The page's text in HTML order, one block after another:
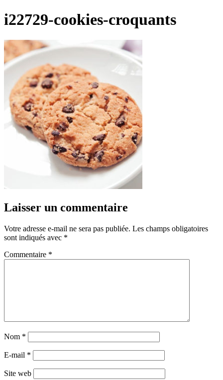
i22729-cookies-croquants
Laisser un commentaire
Votre adresse e-mail ne sera pas publiée. Les champs obligatoires
sont indiqués avec *
Commentaire *
Nom *
E-mail *
Site web